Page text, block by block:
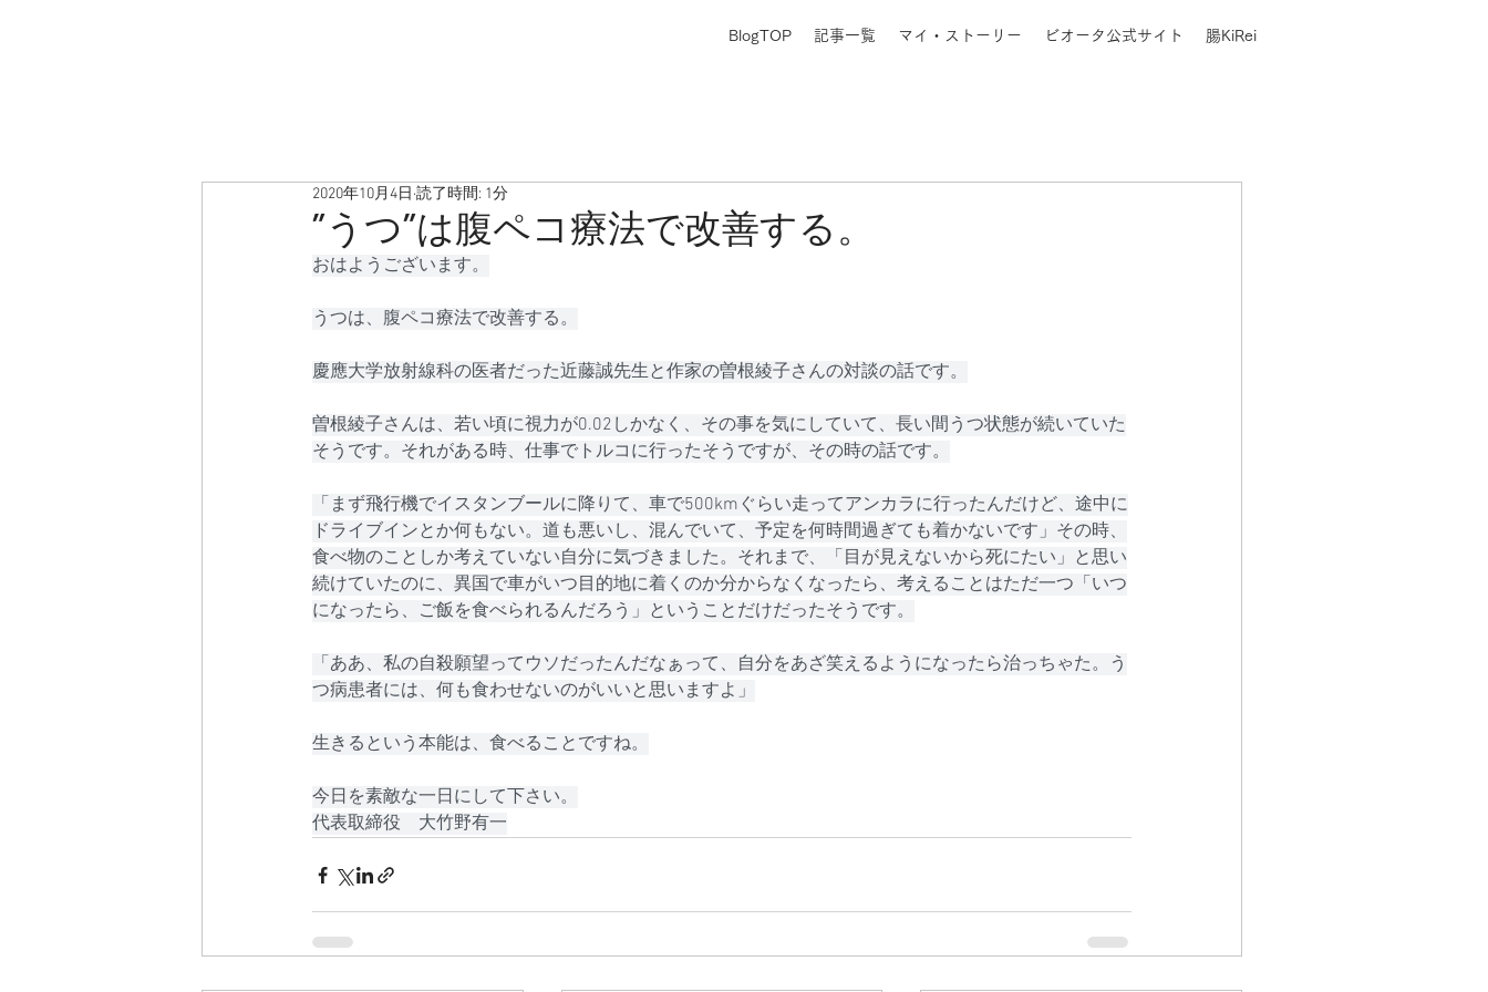
BlogTOP 記事一覧 マイ・ストーリー ビオータ公式サイト 腸KiRei
”うつ”は腹ペコ療法で改善する。
2020年10月4日 読了時間: 1分
おはようございます。
うつは、腹ペコ療法で改善する。
慶應大学放射線科の医者だった近藤誠先生と作家の曽根綾子さんの対談の話です。
曽根綾子さんは、若い頃に視力が0.02しかなく、その事を気にしていて、長い間うつ状態が続いていた
そうです。それがある時、仕事でトルコに行ったそうですが、その時の話です。
「まず飛行機でイスタンブールに降りて、車で500kmぐらい走ってアンカラに行ったんだけど、途中に
ドライブインとか何もない。道も悪いし、混んでいて、予定を何時間過ぎても着かないです」その時、
食べ物のことしか考えていない自分に気づきました。それまで、「目が見えないから死にたい」と思い
続けていたのに、異国で車がいつ目的地に着くのか分からなくなったら、考えることはただ一つ「いつ
になったら、ご飯を食べられるんだろう」ということだけだったそうです。
「ああ、私の自殺願望ってウソだったんだなぁって、自分をあざ笑えるようになったら治っちゃた。う
つ病患者には、何も食わせないのがいいと思いますよ」
生きるという本能は、食べることですね。
今日を素敵な一日にして下さい。
代表取締役　大竹野有一